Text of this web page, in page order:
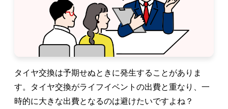
タイヤ交換は予期せぬときに発生することがありま
す。タイヤ交換がライフイベントの出費と重なり、一
時的に大きな出費となるのは避けたいですよね？